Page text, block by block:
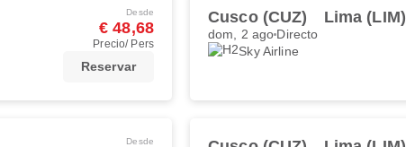
Desde
€ 48,68
Precio/ Pers
Reservar
Cusco (CUZ) Lima (LIM)
dom, 2 ago Directo
Sky Airline
Desde